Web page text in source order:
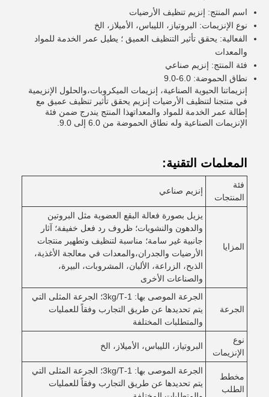
اسم المنتج: إنزيم تنظيف الأرضيات
نوع الإنزيمات: البروتياز، الليباس، الأميلاز، الخ
الفعالية: يحقق تأثير التنظيف العميق ؛ يطيل عمر الخدمة للمواد
والمعدات
فئة المنتج: إنزيم صناعي
نطاق الحموضة: 6.0-9.0
إنزيماتنا الحيوية الصناعية، إنزيمات الميكروبات،والحلول الإنزيمية
في منتجنا لتنظيف الأرضيات إنزيم يحقق تأثير تنظيف عميق مع
إطالة عمر الخدمة للمواد والمعداتهذا المنتج يندرج ضمن فئة
الإنزيمات الصناعية وله نطاق الحموضة من 6.0 إلى 9.0.
المعلمات التقنية:
فئة
المنتجات
إنزيم صناعي
المزايا
يزيل بصورة فعالة البقع العضوية مثل البروتين
والدهون والنشويات؛ ظروف رد فعل خفيفة؛ آثار
جانبية غير سامة؛ مناسبة لتنظيف وتطهير منتجات
الأرضيات والجدران،والمعدات في معالجة الأغذية،
الذبح، الزراعة، الألبان، المشروبات، البيرة،
والصناعات الأخرى
الجرعة
الجرعة الموصى بها: 1-3kg/T؛ الجرعة المثلى التي
يتم تحديدها عن طريق التجارب وفقاً للعمليات
والمتطلبات المختلفة
نوع
الإنزيمات
البروتياز، الليباس، الأميلاز، الخ
مخطط
الطلب
الجرعة الموصى بها: 1-3kg/T؛ الجرعة المثلى التي
يتم تحديدها عن طريق التجارب وفقاً للعمليات